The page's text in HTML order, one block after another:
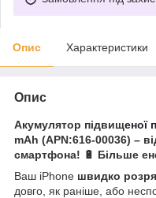
Опис Характеристики
Опис
Акумулятор підвищеної
mAh (APN:616-00036) –
смартфона! 🔋 Більше
Ваш iPhone швидко
довго, як раніше, або